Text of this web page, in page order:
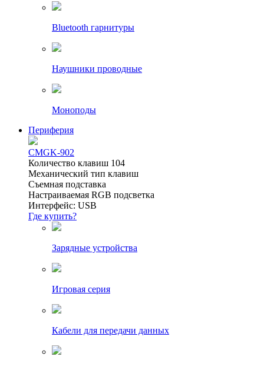
Bluetooth гарнитуры
Наушники проводные
Моноподы
Периферия
CMGK-902
Количество клавиш 104
Механический тип клавиш
Съемная подставка
Настраиваемая RGB подсветка
Интерфейс: USB
Где купить?
Зарядные устройства
Игровая серия
Кабели для передачи данных